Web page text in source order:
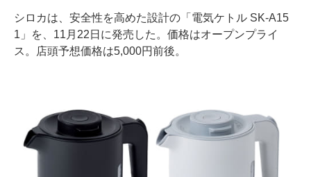
シロカは、安全性を高めた設計の「電気ケトル SK-A15
1」を、11月22日に発売した。価格はオープンプライ
ス。店頭予想価格は5,000円前後。